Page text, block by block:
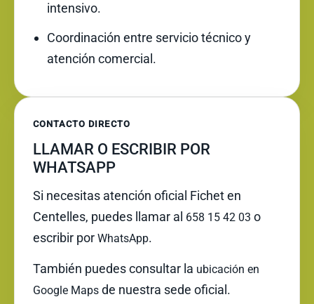
intensivo.
Coordinación entre servicio técnico y
atención comercial.
CONTACTO DIRECTO
LLAMAR O ESCRIBIR POR
WHATSAPP
Si necesitas atención oficial Fichet en
Centelles, puedes llamar al 658 15 42 03 o
escribir por WhatsApp.
También puedes consultar la ubicación en
Google Maps de nuestra sede oficial.